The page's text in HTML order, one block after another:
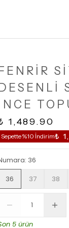
1,489.90
Sepette %10 İndirim₺
: 36
36
37 38
5 ürün